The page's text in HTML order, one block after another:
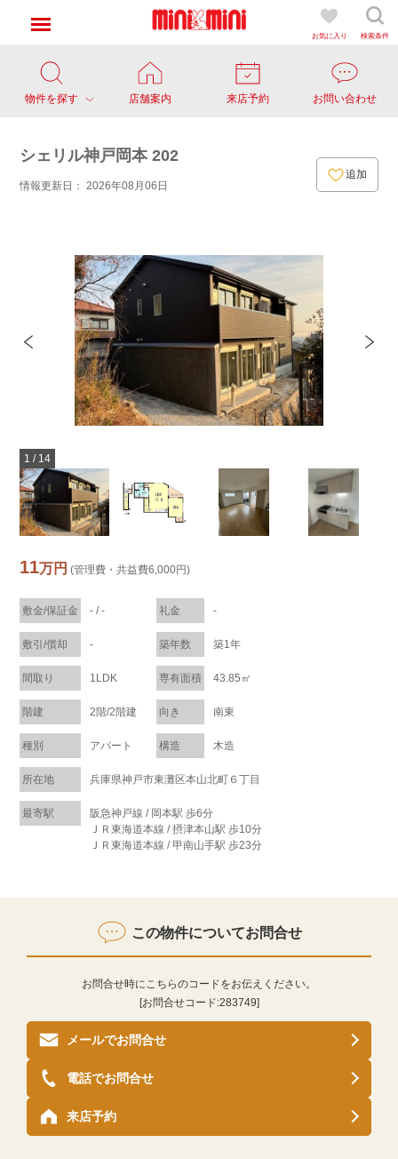
お気に入り 検索条件
物件を探す 店舗案内 来店予約 お問い合わせ
シェリル神戸岡本 202
情報更新日： 2026年08月06日
追加
1 / 14
11万円 (管理費・共益費6,000円)
敷金/保証金 - / - 礼金 -
敷引/償却 - 築年数 築1年
間取り 1LDK 専有面積 43.85㎡
階建 2階/2階建 向き 南東
種別 アパート 構造 木造
所在地 兵庫県神戸市東灘区本山北町６丁目
最寄駅
阪急神戸線 / 岡本駅 歩6分
ＪＲ東海道本線 / 摂津本山駅 歩10分
ＪＲ東海道本線 / 甲南山手駅 歩23分
この物件についてお問合せ
お問合せ時にこちらのコードをお伝えください。
[お問合せコード:283749]
メールでお問合せ
来店予約
電話でお問合せ